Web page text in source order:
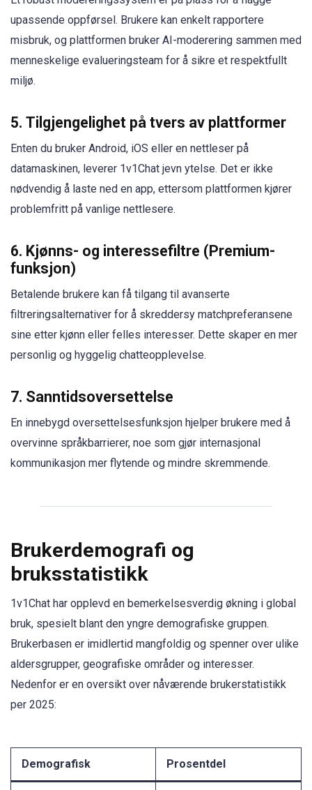
upassende oppførsel. Brukere kan enkelt rapportere
misbruk, og plattformen bruker AI-moderering sammen med
menneskelige evalueringsteam for å sikre et respektfullt
miljø.
5. Tilgjengelighet på tvers av plattformer
Enten du bruker Android, iOS eller en nettleser på
datamaskinen, leverer 1v1Chat jevn ytelse. Det er ikke
nødvendig å laste ned en app, ettersom plattformen kjører
problemfritt på vanlige nettlesere.
6. Kjønns- og interessefiltre (Premium-
funksjon)
Betalende brukere kan få tilgang til avanserte
filtreringsalternativer for å skreddersy matchpreferansene
sine etter kjønn eller felles interesser. Dette skaper en mer
personlig og hyggelig chatteopplevelse.
7. Sanntidsoversettelse
En innebygd oversettelsesfunksjon hjelper brukere med å
overvinne språkbarrierer, noe som gjør internasjonal
kommunikasjon mer flytende og mindre skremmende.
Brukerdemografi og
bruksstatistikk
1v1Chat har opplevd en bemerkelsesverdig økning i global
bruk, spesielt blant den yngre demografiske gruppen.
Brukerbasen er imidlertid mangfoldig og spenner over ulike
aldersgrupper, geografiske områder og interesser.
Nedenfor er en oversikt over nåværende brukerstatistikk
per 2025:
Demografisk Prosentdel